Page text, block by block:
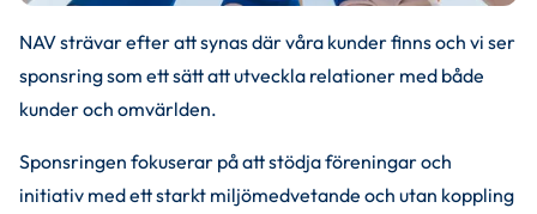
NAV strävar efter att synas där våra kunder finns och vi ser
sponsring som ett sätt att utveckla relationer med både
kunder och omvärlden.
Sponsringen fokuserar på att stödja föreningar och
initiativ med ett starkt miljömedvetande och utan koppling